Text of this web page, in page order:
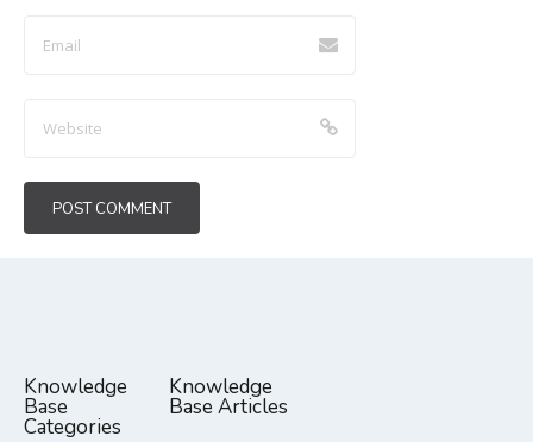
Knowledge
Base
Categories
Knowledge
Base Articles